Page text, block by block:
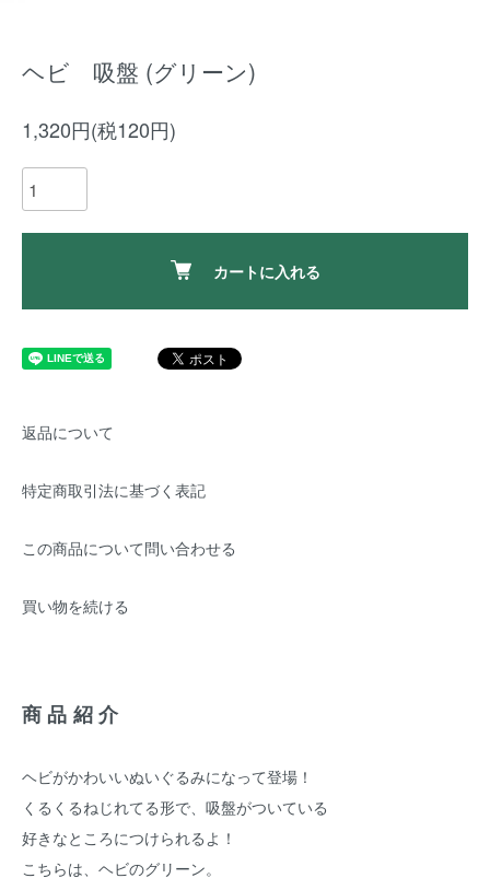
ヘビ 吸盤 (グリーン)
1,320円(税120円)
カートに入れる
返品について
特定商取引法に基づく表記
この商品について問い合わせる
買い物を続ける
商品紹介
ヘビがかわいいぬいぐるみになって登場！
くるくるねじれてる形で、吸盤がついている
好きなところにつけられるよ！
こちらは、ヘビのグリーン。